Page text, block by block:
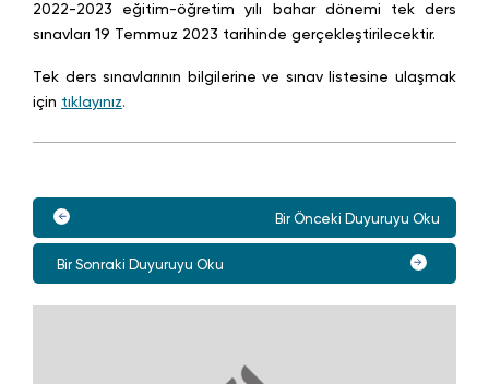
2022-2023 eğitim-öğretim yılı bahar dönemi tek ders
sınavları 19 Temmuz 2023 tarihinde gerçekleştirilecektir.
Tek ders sınavlarının bilgilerine ve sınav listesine ulaşmak
için tıklayınız.
Bir Önceki Duyuruyu Oku
Bir Sonraki Duyuruyu Oku